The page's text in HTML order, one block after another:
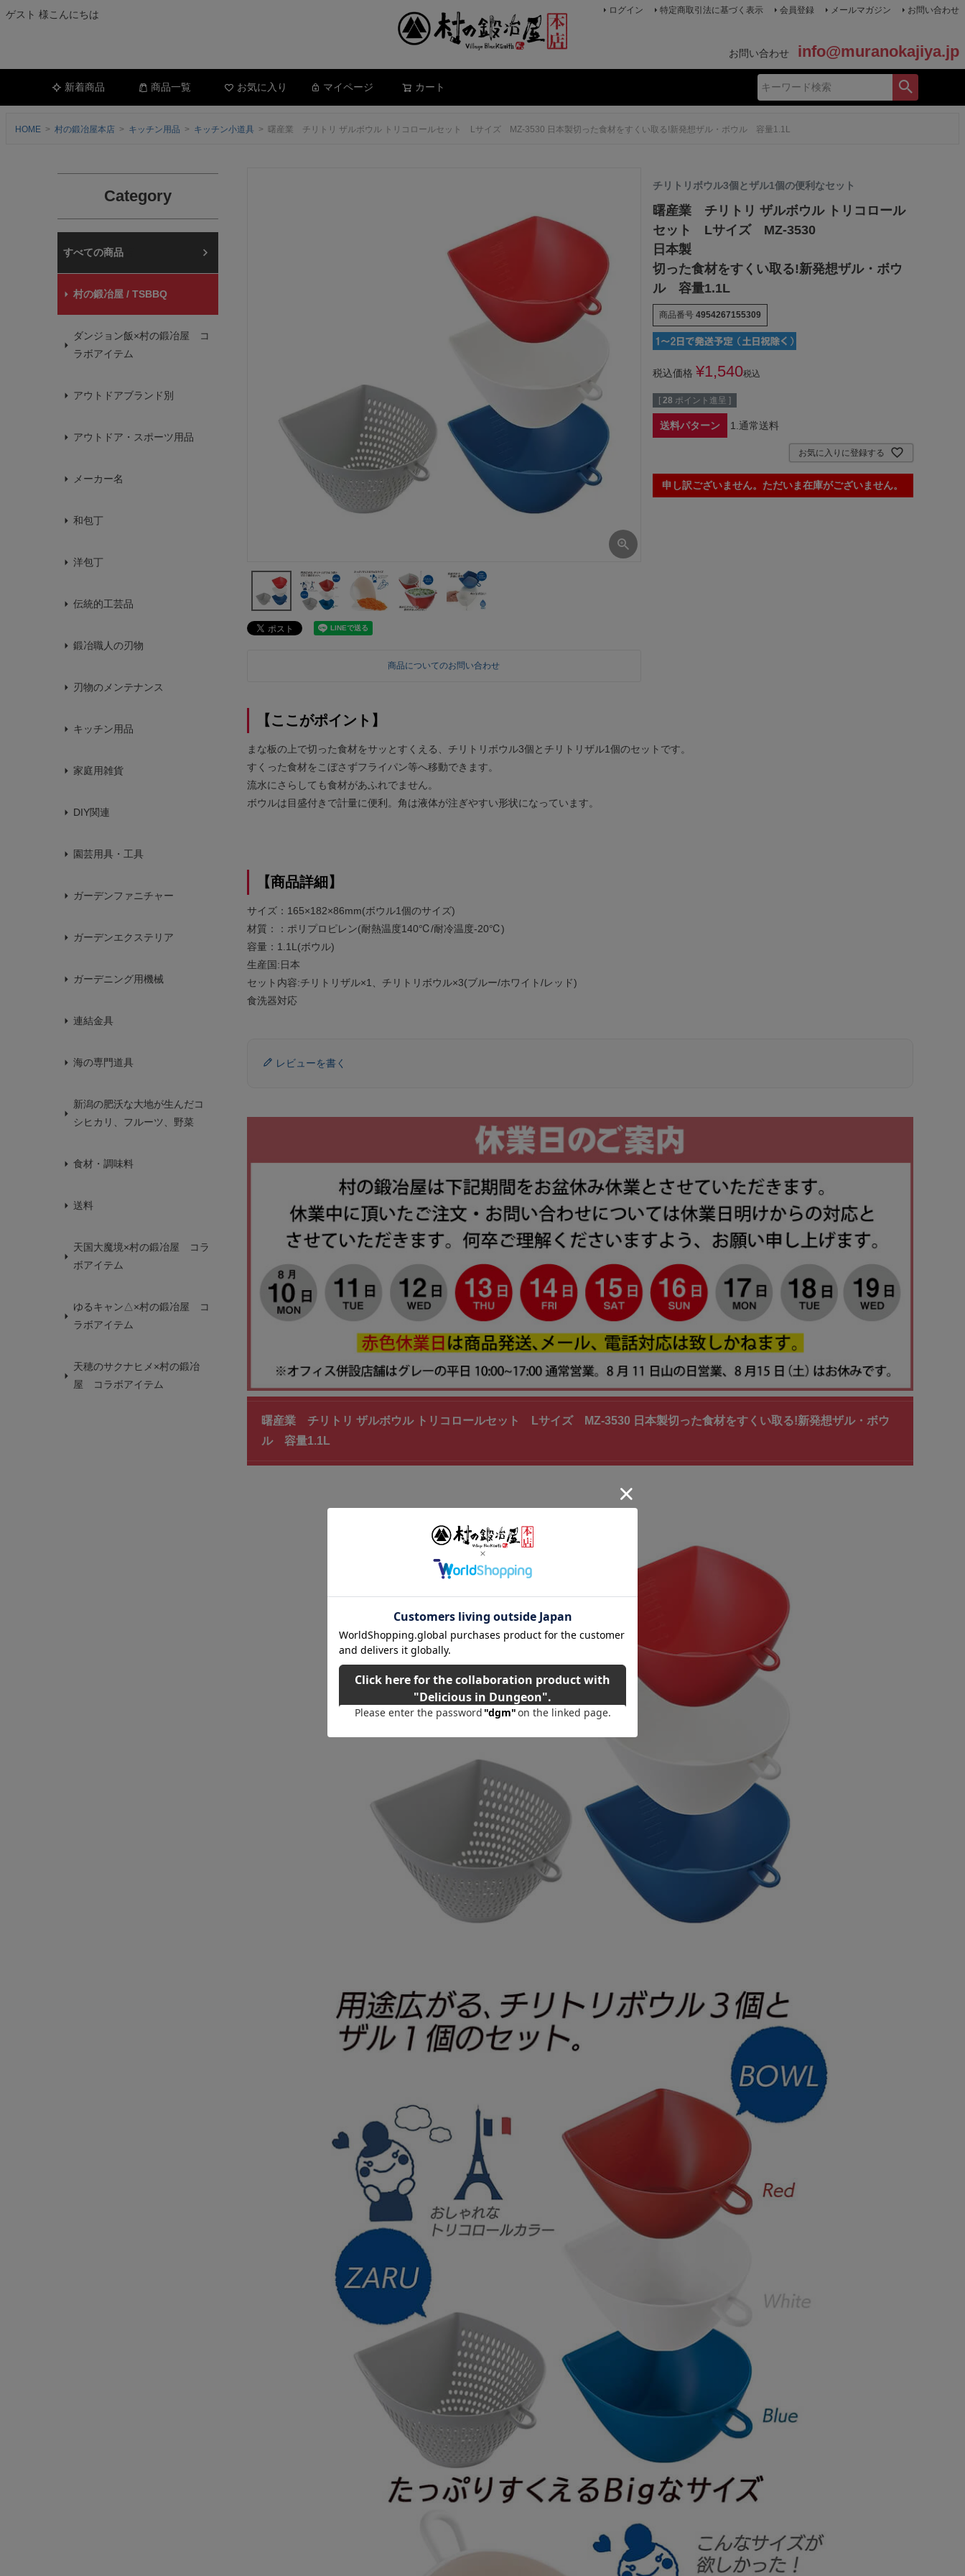
ゲスト 様こんにちは ログイン 特定商取引法に基づく表示 会員登録 メールマガジン お問い合わせ
お問い合わせ info@muranokajiya.jp
新着商品 商品一覧 お気に入り マイページ カート
HOME 村の鍛冶屋本店 キッチン用品 キッチン小道具 曙産業 チリトリ ザルボウル トリコロールセット Lサイズ MZ-3530 日本製切った食材をすくい取る!新発想ザル・ボウル 容量1.1L
Category
村の鍛冶屋本店
村の鍛冶屋 / TSBBQ
ダンジョン飯×村の鍛冶屋 コ
ラボアイテム
アウトドアブランド別
アウトドア・スポーツ用品
メーカー名
和包丁
洋包丁
伝統的工芸品
鍛冶職人の刃物
刃物のメンテナンス
キッチン用品
家庭用雑貨
DIY関連
園芸用具・工具
ガーデンファニチャー
ガーデンエクステリア
ガーデニング用機械
連結金具
海の専門道具
新潟の肥沃な大地が生んだコ
シヒカリ、フルーツ、野菜
食材・調味料
送料
天国大魔境×村の鍛冶屋 コラ
ボアイテム
ゆるキャン△×村の鍛冶屋 コ
ラボアイテム
天穂のサクナヒメ×村の鍛冶
屋 コラボアイテム
商品についてのお問い合わせ
チリトリボウル3個とザル1個の便利なセット
曙産業 チリトリ ザルボウル トリコロール
セット Lサイズ MZ-3530
日本製
切った食材をすくい取る!新発想ザル・ボウ
ル 容量1.1L
商品番号 4954267155309
税込価格 ¥1,540税込
[ 28 ポイント進呈 ]
送料パターン 1.通常送料
お気に入りに登録する
申し訳ございません。ただいま在庫がございません。
【ここがポイント】
まな板の上で切った食材をサッとすくえる、チリトリボウル3個とチリトリザル1個のセットです。
すくった食材をこぼさずフライパン等へ移動できます。
流水にさらしても食材があふれでません。
ボウルは目盛付きで計量に便利。角は液体が注ぎやすい形状になっています。
【商品詳細】
サイズ：165×182×86mm(ボウル1個のサイズ)
材質：：ポリプロピレン(耐熱温度140℃/耐冷温度-20℃)
容量：1.1L(ボウル)
生産国:日本
セット内容:チリトリザル×1、チリトリボウル×3(ブルー/ホワイト/レッド)
食洗器対応
レビューを書く
曙産業 チリトリ ザルボウル トリコロールセット Lサイズ MZ-3530 日本製切った食材をすくい取る!新発想ザル・ボウ
ル 容量1.1L